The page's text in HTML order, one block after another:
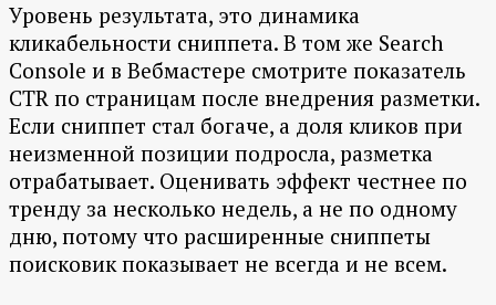
Уровень результата, это динамика
кликабельности сниппета. В том же Search
Console и в Вебмастере смотрите показатель
CTR по страницам после внедрения разметки.
Если сниппет стал богаче, а доля кликов при
неизменной позиции подросла, разметка
отрабатывает. Оценивать эффект честнее по
тренду за несколько недель, а не по одному
дню, потому что расширенные сниппеты
поисковик показывает не всегда и не всем.